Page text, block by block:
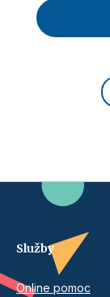
Služby
Online pomoc